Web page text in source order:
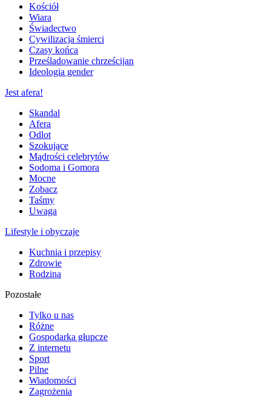
Kościół
Wiara
Świadectwo
Cywilizacja śmierci
Czasy końca
Prześladowanie chrześcijan
Ideologia gender
Jest afera!
Skandal
Afera
Odlot
Szokujące
Mądrości celebrytów
Sodoma i Gomora
Mocne
Zobacz
Taśmy
Uwaga
Lifestyle i obyczaje
Kuchnia i przepisy
Zdrowie
Rodzina
Pozostałe
Tylko u nas
Różne
Gospodarka głupcze
Z internetu
Sport
Pilne
Wiadomości
Zagrożenia